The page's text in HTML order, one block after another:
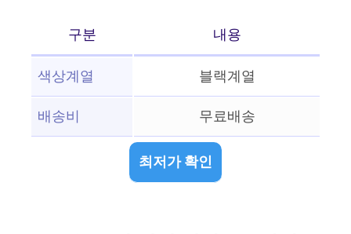
구분
내용
색상계열
블랙계열
배송비
무료배송
최저가 확인